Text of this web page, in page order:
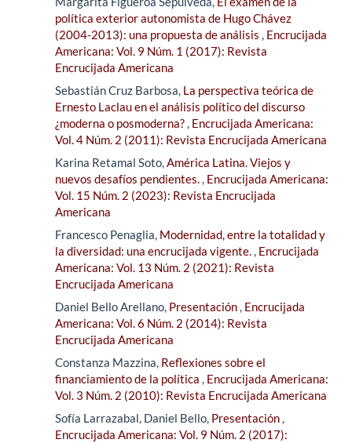
política exterior autonomista de Hugo Chávez
(2004-2013): una propuesta de análisis , Encrucijada
Americana: Vol. 9 Núm. 1 (2017): Revista
Encrucijada Americana
Sebastián Cruz Barbosa, La perspectiva teórica de
Ernesto Laclau en el análisis político del discurso
¿moderna o posmoderna?, Encrucijada Americana:
Vol. 4 Núm. 2 (2011): Revista Encrucijada Americana
Karina Retamal Soto,América Latina. Viejos y
nuevos desafíos pendientes., Encrucijada Americana:
Vol. 15 Núm. 2 (2023): Revista Encrucijada
Americana
Francesco Penaglia, Modernidad, entre la totalidad y
la diversidad: una encrucijada vigente., Encrucijada
Americana: Vol. 13 Núm. 2 (2021): Revista
Encrucijada Americana
Daniel Bello Arellano, Presentación, Encrucijada
Americana: Vol. 6 Núm. 2 (2014): Revista
Encrucijada Americana
Constanza Mazzina, Reflexiones sobre el
financiamiento de la política , Encrucijada Americana:
Vol. 3 Núm. 2 (2010): Revista Encrucijada Americana
Sofía Larrazabal, Daniel Bello, Presentación,
Encrucijada Americana: Vol. 9 Núm. 2 (2017):